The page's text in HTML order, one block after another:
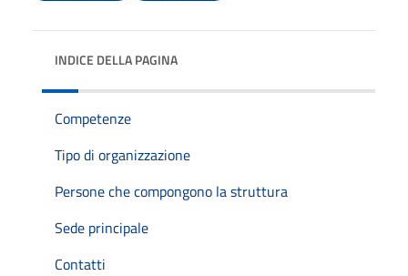
INDICE DELLA PAGINA
Competenze
Tipo di organizzazione
Persone che compongono la struttura
Sede principale
Contatti